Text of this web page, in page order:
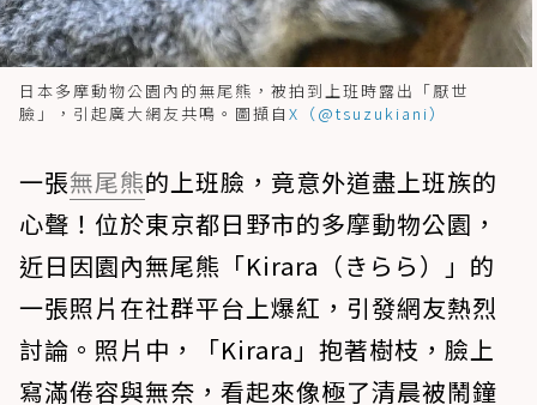
日本多摩動物公園內的無尾熊，被拍到上班時露出「厭世
臉」，引起廣大網友共鳴。圖擷自 X（@tsuzukiani）
一張無尾熊的上班臉，竟意外道盡上班族的
心聲！位於東京都日野市的多摩動物公園，
近日因園內無尾熊「Kirara（きらら）」的
一張照片在社群平台上爆紅，引發網友熱烈
討論。照片中，「Kirara」抱著樹枝，臉上
寫滿倦容與無奈，看起來像極了清晨被鬧鐘